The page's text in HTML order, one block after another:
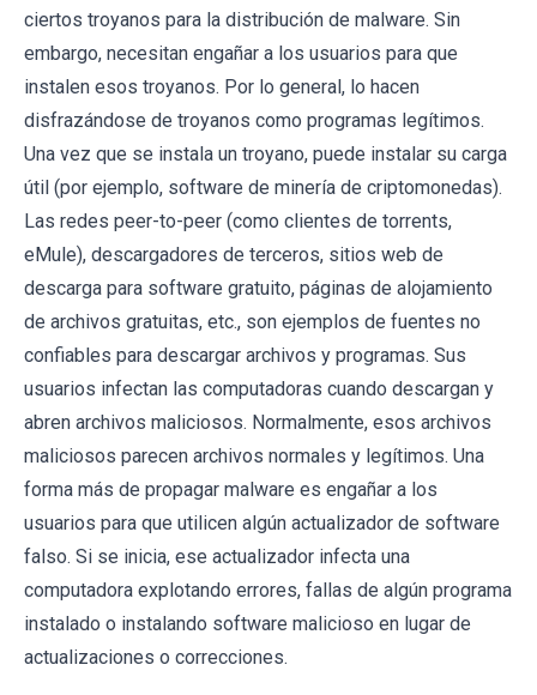
ciertos troyanos para la distribución de malware. Sin
embargo, necesitan engañar a los usuarios para que
instalen esos troyanos. Por lo general, lo hacen
disfrazándose de troyanos como programas legítimos.
Una vez que se instala un troyano, puede instalar su carga
útil (por ejemplo, software de minería de criptomonedas).
Las redes peer-to-peer (como clientes de torrents,
eMule), descargadores de terceros, sitios web de
descarga para software gratuito, páginas de alojamiento
de archivos gratuitas, etc., son ejemplos de fuentes no
confiables para descargar archivos y programas. Sus
usuarios infectan las computadoras cuando descargan y
abren archivos maliciosos. Normalmente, esos archivos
maliciosos parecen archivos normales y legítimos. Una
forma más de propagar malware es engañar a los
usuarios para que utilicen algún actualizador de software
falso. Si se inicia, ese actualizador infecta una
computadora explotando errores, fallas de algún programa
instalado o instalando software malicioso en lugar de
actualizaciones o correcciones.